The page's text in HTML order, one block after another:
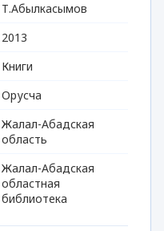
Т.Абылкасымов
2013
Книги
Орусча
Жалал-Абадская
область
Жалал-Абадская
областная
библиотека